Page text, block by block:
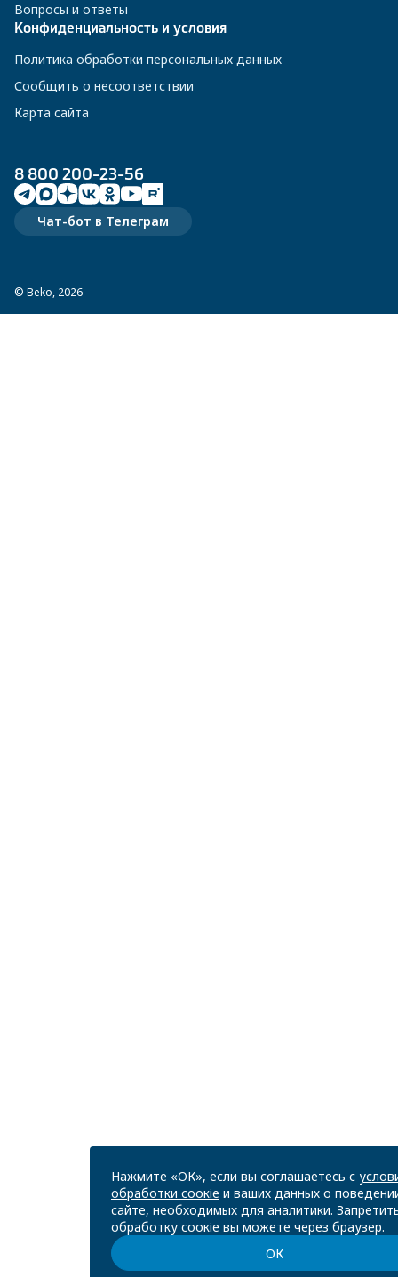
© Beko, 2026
Вопросы и ответы
Конфиденциальность и условия
Политика обработки персональных данных
Сообщить о несоответствии
Карта сайта
8 800 200-23-56
Чат-бот в Телеграм
Нажмите «ОК», если вы соглашаетесь с
обработки соокіе и ваших данных о
сайте, необходимых для аналитики.
обработку соокіе вы можете через браузер.
ОК